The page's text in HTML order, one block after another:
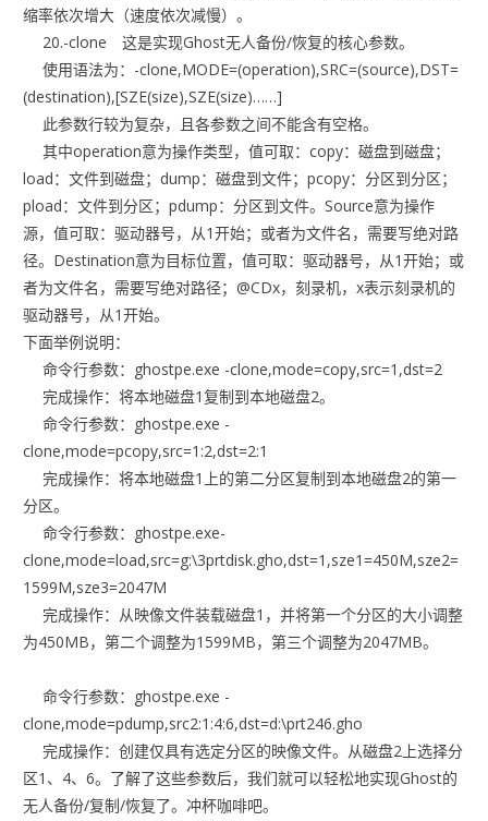
缩率依次增大（速度依次减慢）。
20.-clone 这是实现Ghost无人备份/恢复的核心参数。
使用语法为：-clone,MODE=(operation),SRC=(source),DST=
(destination),[SZE(size),SZE(size)……]
此参数行较为复杂，且各参数之间不能含有空格。
其中operation意为操作类型，值可取：copy：磁盘到磁盘；
load：文件到磁盘；dump：磁盘到文件；pcopy：分区到分区；
pload：文件到分区；pdump：分区到文件。Source意为操作
源，值可取：驱动器号，从1开始；或者为文件名，需要写绝对路
径。Destination意为目标位置，值可取：驱动器号，从1开始；或
者为文件名，需要写绝对路径；@CDx，刻录机，x表示刻录机的
驱动器号，从1开始。
下面举例说明：
命令行参数：ghostpe.exe -clone,mode=copy,src=1,dst=2
完成操作：将本地磁盘1复制到本地磁盘2。
命令行参数：ghostpe.exe -
clone,mode=pcopy,src=1:2,dst=2:1
完成操作：将本地磁盘1上的第二分区复制到本地磁盘2的第一
分区。
命令行参数：ghostpe.exe-
clone,mode=load,src=g:\3prtdisk.gho,dst=1,sze1=450M,sze2=
1599M,sze3=2047M
完成操作：从映像文件装载磁盘1，并将第一个分区的大小调整
为450MB，第二个调整为1599MB，第三个调整为2047MB。
命令行参数：ghostpe.exe -
clone,mode=pdump,src2:1:4:6,dst=d:\prt246.gho
完成操作：创建仅具有选定分区的映像文件。从磁盘2上选择分
区1、4、6。了解了这些参数后，我们就可以轻松地实现Ghost的
无人备份/复制/恢复了。冲杯咖啡吧。